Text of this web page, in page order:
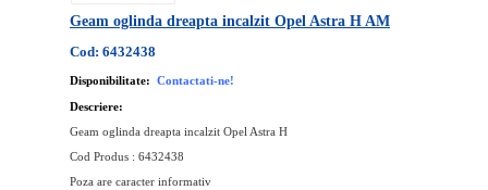
Geam oglinda dreapta incalzit Opel Astra H AM
Cod: 6432438
Disponibilitate: Contactati-ne!
Descriere:
Geam oglinda dreapta incalzit Opel Astra H
Cod Produs : 6432438
Poza are caracter informativ